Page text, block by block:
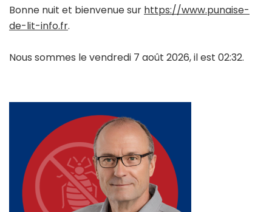
Bonne nuit et bienvenue sur https://www.punaise-
de-lit-info.fr.
Nous sommes le vendredi 7 août 2026, il est 02:32.